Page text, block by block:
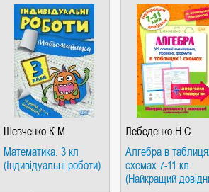
СЦЕНАРІЯХ). АНТОНІНА ШЕВЧУК.
Шевченко К.М.
Математика. 3 кл
(Індивідуальні роботи)
Лебеденко Н.С.
Алгебра в
схемах 7-11 кл
(Найкращий